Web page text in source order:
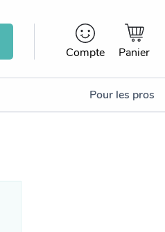
Compte Panier
Pour les pros